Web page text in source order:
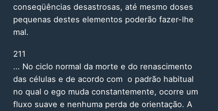
conseqüências desastrosas, até mesmo doses
pequenas destes elementos poderão fazer-lhe
mal.
211
… No ciclo normal da morte e do renascimento
das células e de acordo com o padrão habitual
no qual o ego muda constantemente, ocorre um
fluxo suave e nenhuma perda de orientação. A